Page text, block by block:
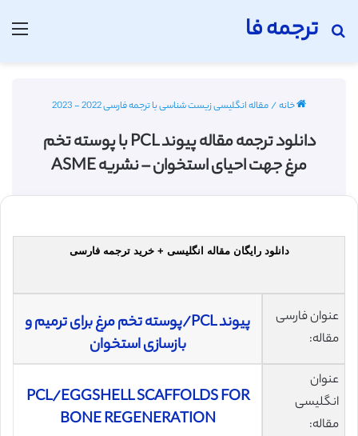
ترجمه فا
جستجو برای
خانه/مقاله انگلیسی زیست شناسی با ترجمه فارسی 2022 - 2023
دانلود ترجمه مقاله پیوند PCL با پوسته تخم
مرغ جهت احیای استخوان – نشریه ASME
دانلود رایگان مقاله انگلیسی + خرید ترجمه فارسی
عنوان فارسی
مقاله:
پیوند PCL/پوسته تخم مرغ برای ترمیم و
بازسازی استخوان
عنوان
انگلیسی
مقاله:
PCL/EGGSHELL SCAFFOLDS FOR
BONE REGENERATION